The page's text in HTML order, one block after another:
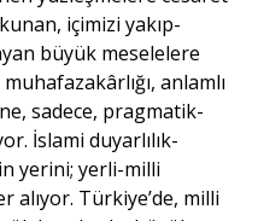
içimizi yakıp-
büyük meselelere
anlamlı
sadece, pragmatik-
İslami duyarlılık-
yerini; yerli-milli
alıyor. Türkiye’de, milli